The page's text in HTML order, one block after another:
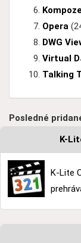
Opera
DWG
Virtual
Talking
Posledné
K-
K-Lite